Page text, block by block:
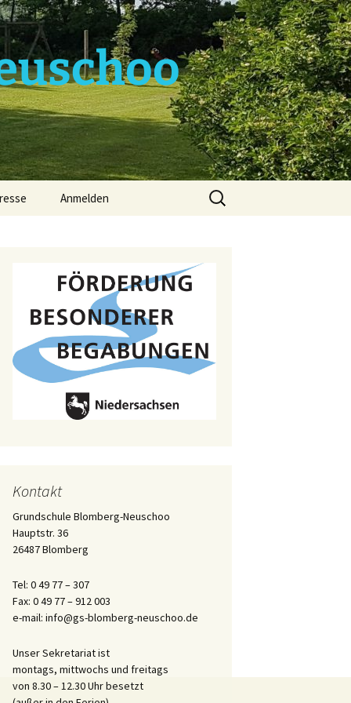
nach
Anmelden
Suchen
nach:
Kontakt
Grundschule Blomberg-Neuschoo
Hauptstr. 36
26487 Blomberg
Tel: 0 49 77 – 307
Fax: 0 49 77 – 912 003
e-mail: info@gs-blomberg-neuschoo.de
Unser Sekretariat ist
montags, mittwochs und freitags
von 8.30 – 12.30 Uhr besetzt